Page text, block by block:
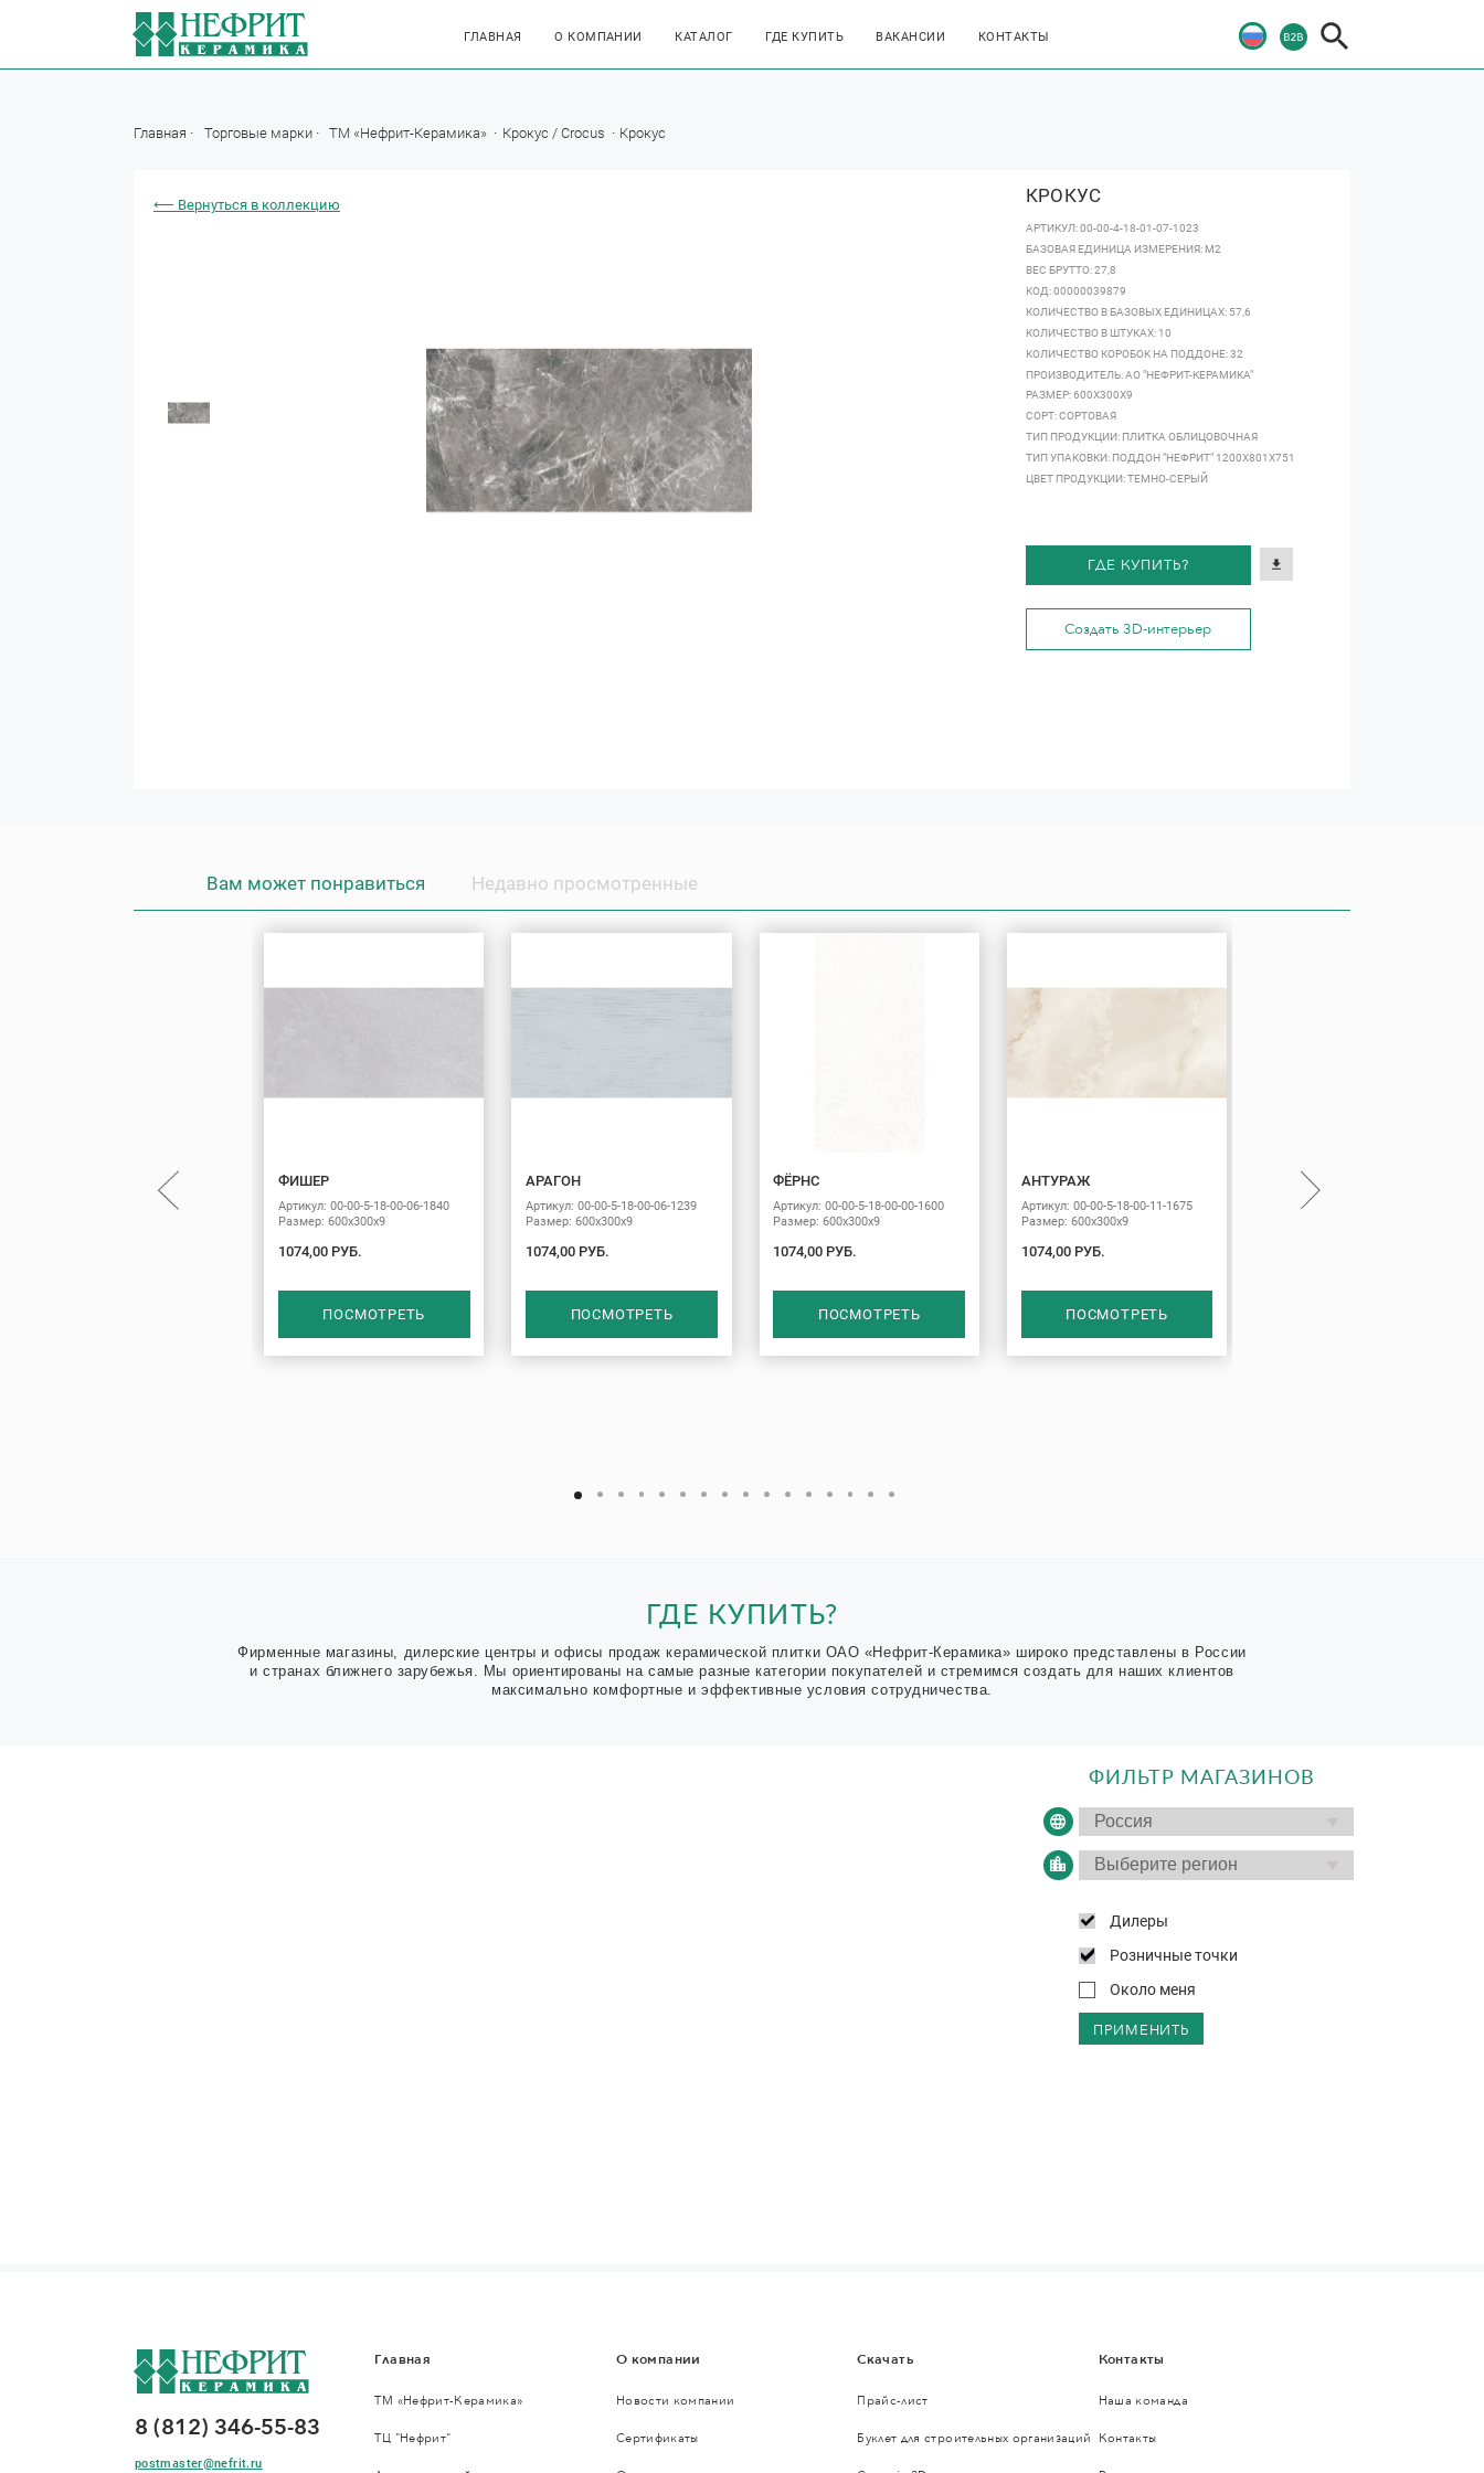
ГЛАВНАЯ О КОМПАНИИ КАТАЛОГ ГДЕ КУПИТЬ ВАКАНСИИ КОНТАКТЫ
Главная Торговые марки ТМ «Нефрит-Керамика» Крокус / Crocus Крокус
⟵ Вернуться в коллекцию КРОКУС
АРТИКУЛ: 00-00-4-18-01-07-1023
БАЗОВАЯ ЕДИНИЦА ИЗМЕРЕНИЯ: М2
ВЕС БРУТТО: 27,8
КОД: 00000039879
КОЛИЧЕСТВО В БАЗОВЫХ ЕДИНИЦАХ: 57,6
КОЛИЧЕСТВО В ШТУКАХ: 10
КОЛИЧЕСТВО КОРОБОК НА ПОДДОНЕ: 32
ПРОИЗВОДИТЕЛЬ: АО "НЕФРИТ-КЕРАМИКА"
РАЗМЕР: 600Х300Х9
СОРТ: СОРТОВАЯ
ТИП ПРОДУКЦИИ: ПЛИТКА ОБЛИЦОВОЧНАЯ
ТИП УПАКОВКИ: ПОДДОН "НЕФРИТ" 1200Х801Х751
ЦВЕТ ПРОДУКЦИИ: ТЕМНО-СЕРЫЙ
ГДЕ КУПИТЬ?
Создать 3D-интерьер
Вам может понравиться Недавно просмотренные
ФИШЕР
Артикул: 00-00-5-18-00-06-1840
Размер: 600х300х9
1074,00 РУБ.
ПОСМОТРЕТЬ
АРАГОН
Артикул: 00-00-5-18-00-06-1239
Размер: 600х300х9
1074,00 РУБ.
ПОСМОТРЕТЬ
ФЁРНС
Артикул: 00-00-5-18-00-00-1600
Размер: 600х300х9
1074,00 РУБ.
ПОСМОТРЕТЬ
АНТУРАЖ
Артикул: 00-00-5-18-00-11-1675
Размер: 600х300х9
1074,00 РУБ.
ПОСМОТРЕТЬ
ЧЕСТЕР
Артикул: 00-00-5-18-00-61-1465
ГДЕ КУПИТЬ?
Фирменные магазины, дилерские центры и офисы продаж керамической плитки ОАО «Нефрит-Керамика» широко представлены в России
и странах ближнего зарубежья. Мы ориентированы на самые разные категории покупателей и стремимся создать для наших клиентов
максимально комфортные и эффективные условия сотрудничества.
ФИЛЬТР МАГАЗИНОВ
Дилеры
Розничные точки
Около меня
ПРИМЕНИТЬ
8 (812) 346-55-83
postmaster@nefrit.ru
Главная
ТМ «Нефрит-Керамика»
ТЦ "Нефрит"
О компании
Новости компании
Сертификаты
Скачать
Прайс-лист
Буклет для строительных организаций
Контакты
Наша команда
Контакты